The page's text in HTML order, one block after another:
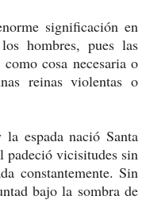
significación en
hombres, pues las
cosa necesaria o
reinas violentas o
espada nació Santa
padeció vicisitudes sin
constantemente. Sin
bajo la sombra de